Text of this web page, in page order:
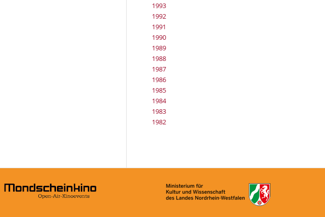
1993
1992
1991
1990
1989
1988
1987
1986
1985
1984
1983
1982